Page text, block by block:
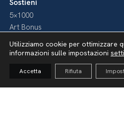
Sostieni
5×1000
Art Bonus
Art Bonus – Mecenati
Fai come loro
Diventa nostro Sponsor
Media
Utilizziamo cookie per ottimizzare
informazioni sulle impostazioni
Accetta Rifiuta